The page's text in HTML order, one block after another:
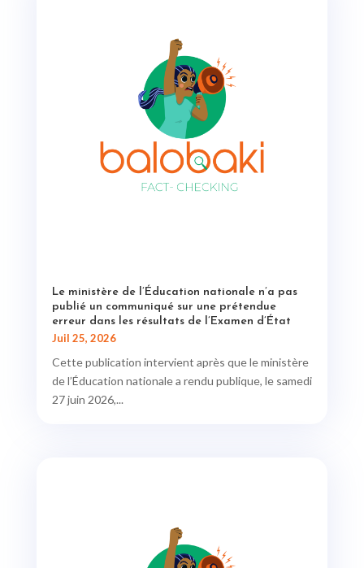
Le ministère de l’Éducation nationale n’a pas
publié un communiqué sur une prétendue
erreur dans les résultats de l’Examen d’État
Juil 25, 2026
Cette publication intervient après que le ministère
de l’Éducation nationale a rendu publique, le samedi
27 juin 2026,...